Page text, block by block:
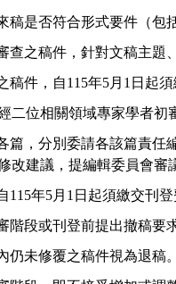
稿是否符合形式要件（包
查之稿件，針對文稿主題
稿件，自115年5月 1 日起
二位相關領域專家學者初
篇，分別委請各該篇責任
改建議，提編輯委員會審
115年5月 1 日起須繳交刊
階段或刊登前提出撤稿要
仍未修覆之稿件視為退稿。